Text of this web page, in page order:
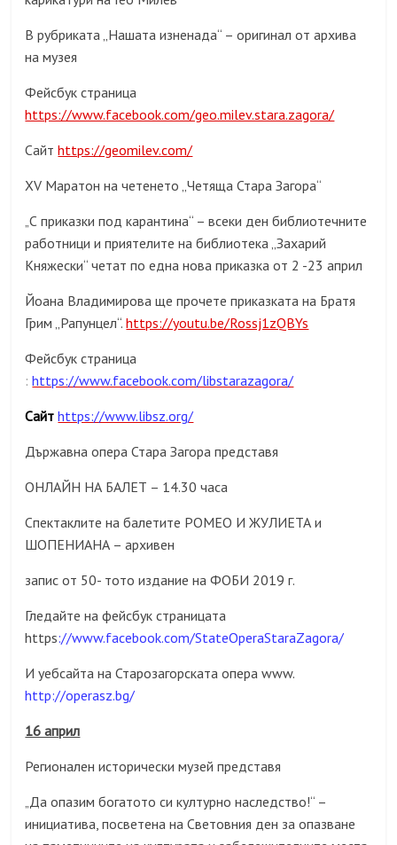
В рубриката „Нашата изненада“ – оригинал от архива
на музея
Фейсбук страница
https://www.facebook.com/geo.milev.stara.zagora/
Сайтhttps://geomilev.com/
XV Маратон на четенето „Четяща Стара Загора“
„С приказки под карантина“ – всеки ден библиотечните
работници и приятелите на библиотека „Захарий
Княжески“ четат по една нова приказка от 2 -23 април
Йоана Владимирова ще прочете приказката на Братя
Грим „Рапунцел“.https://youtu.be/Rossj1zQBYs
Фейсбук страница
:https://www.facebook.com/libstarazagora/
Сайтhttps://www.libsz.org/
Държавна опера Стара Загора представя
ОНЛАЙН НА БАЛЕТ – 14.30 часа
Спектаклите на балетите РОМЕО И ЖУЛИЕТА и
ШОПЕНИАНА – архивен
запис от 50- тото издание на ФОБИ 2019 г.
Гледайте на фейсбук страницата
https://www.facebook.com/StateOperaStaraZagora/
И уебсайта на Старозагорската опера www.
http://operasz.bg/
16 април
Регионален исторически музей представя
„Да опазим богатото си културно наследство!“ –
инициатива, посветена на Световния ден за опазване